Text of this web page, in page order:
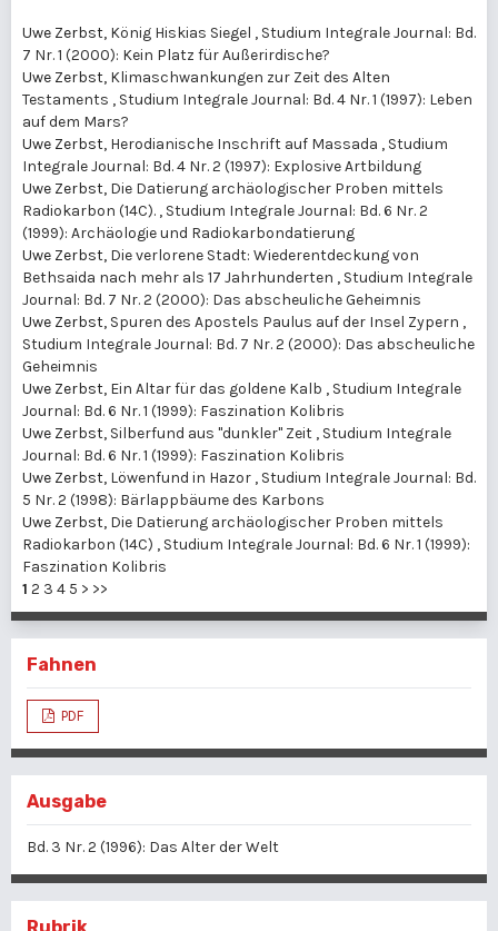
Uwe Zerbst, König Hiskias Siegel , Studium Integrale Journal: Bd.
7 Nr. 1 (2000): Kein Platz für Außerirdische?
Uwe Zerbst, Klimaschwankungen zur Zeit des Alten
Testaments , Studium Integrale Journal: Bd. 4 Nr. 1 (1997): Leben
auf dem Mars?
Uwe Zerbst, Herodianische Inschrift auf Massada , Studium
Integrale Journal: Bd. 4 Nr. 2 (1997): Explosive Artbildung
Uwe Zerbst, Die Datierung archäologischer Proben mittels
Radiokarbon (14C). , Studium Integrale Journal: Bd. 6 Nr. 2
(1999): Archäologie und Radiokarbondatierung
Uwe Zerbst, Die verlorene Stadt: Wiederentdeckung von
Bethsaida nach mehr als 17 Jahrhunderten , Studium Integrale
Journal: Bd. 7 Nr. 2 (2000): Das abscheuliche Geheimnis
Uwe Zerbst, Spuren des Apostels Paulus auf der Insel Zypern ,
Studium Integrale Journal: Bd. 7 Nr. 2 (2000): Das abscheuliche
Geheimnis
Uwe Zerbst, Ein Altar für das goldene Kalb , Studium Integrale
Journal: Bd. 6 Nr. 1 (1999): Faszination Kolibris
Uwe Zerbst, Silberfund aus "dunkler" Zeit , Studium Integrale
Journal: Bd. 6 Nr. 1 (1999): Faszination Kolibris
Uwe Zerbst, Löwenfund in Hazor , Studium Integrale Journal: Bd.
5 Nr. 2 (1998): Bärlappbäume des Karbons
Uwe Zerbst, Die Datierung archäologischer Proben mittels
Radiokarbon (14C) , Studium Integrale Journal: Bd. 6 Nr. 1 (1999):
Faszination Kolibris
1 2 3 4 5 > >>
Fahnen
PDF
Ausgabe
Bd. 3 Nr. 2 (1996): Das Alter der Welt